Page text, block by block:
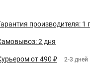
производителя: 1
2 дня
от 490 ₽ 2-3 дней